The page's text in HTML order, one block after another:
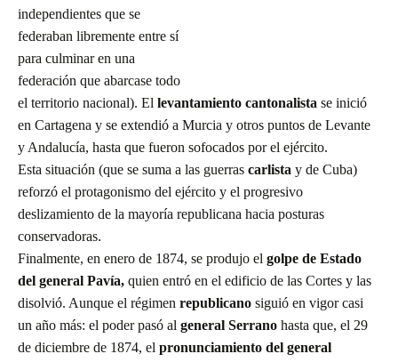
independientes que se
federaban libremente entre sí
para culminar en una
federación que abarcase todo
el territorio nacional). El levantamiento cantonalista se inició
en Cartagena y se extendió a Murcia y otros puntos de Levante
y Andalucía, hasta que fueron sofocados por el ejército.
Esta situación (que se suma a las guerras carlista y de Cuba)
reforzó el protagonismo del ejército y el progresivo
deslizamiento de la mayoría republicana hacia posturas
conservadoras.
Finalmente, en enero de 1874, se produjo el golpe de Estado
del general Pavía, quien entró en el edificio de las Cortes y las
disolvió. Aunque el régimen republicano siguió en vigor casi
un año más: el poder pasó al general Serrano hasta que, el 29
de diciembre de 1874, el pronunciamiento del general